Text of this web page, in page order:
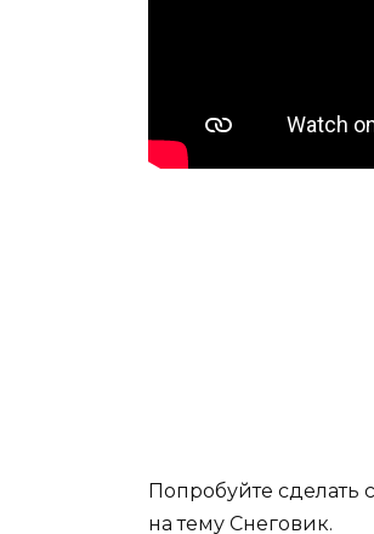
Попробуйте сделать
на тему Снеговик.